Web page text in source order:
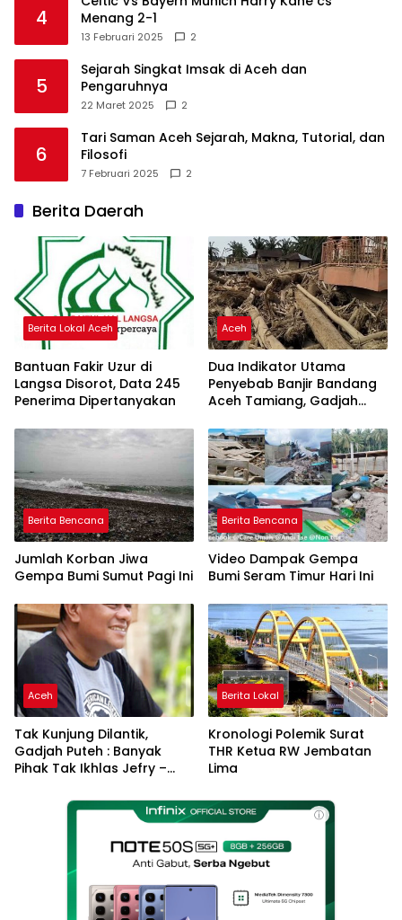
4
Menang 2-1
13 Februari 2025 2
5
Sejarah Singkat Imsak di Aceh dan
Pengaruhnya
22 Maret 2025 2
6
Tari Saman Aceh Sejarah, Makna, Tutorial, dan
Filosofi
7 Februari 2025 2
Berita Daerah
Berita Lokal Aceh
Bantuan Fakir Uzur di
Langsa Disorot, Data 245
Penerima Dipertanyakan
Aceh
Dua Indikator Utama
Penyebab Banjir Bandang
Aceh Tamiang, Gadjah
DAS
Berita Bencana
Jumlah Korban Jiwa
Gempa Bumi Sumut Pagi Ini
Berita Bencana
Video Dampak Gempa
Bumi Seram Timur Hari Ini
Aceh
Tak Kunjung Dilantik,
Gadjah Puteh : Banyak
Pihak Tak Ikhlas Jefry –
Berita Lokal
Kronologi Polemik Surat
THR Ketua RW Jembatan
Lima
ⓘ